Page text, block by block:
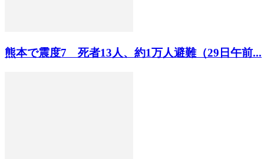
熊本で震度7 死者13人、約1万人避難（29日午前...